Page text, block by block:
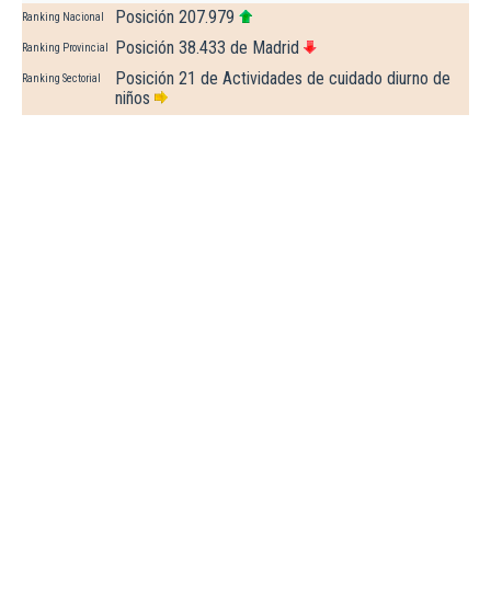
Ranking Nacional Posición 207.979
Ranking Provincial Posición 38.433 de Madrid
Ranking Sectorial
Posición 21 de Actividades de cuidado diurno de
niños